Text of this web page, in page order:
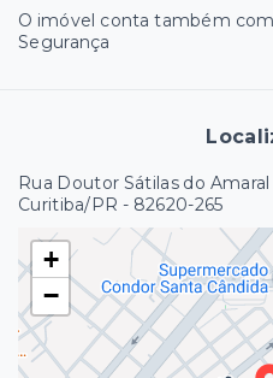
O imóvel conta também
Segurança
Rua Doutor Sátilas do
Curitiba/PR - 82620-265
+
−